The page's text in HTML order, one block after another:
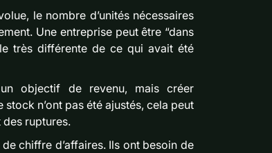
le nombre d’unités nécessaires
Une entreprise peut être “dans
très différente de ce qui avait été
objectif de revenu, mais créer
n’ont pas été ajustés, cela peut
ruptures.
chiffre d’affaires. Ils ont besoin de